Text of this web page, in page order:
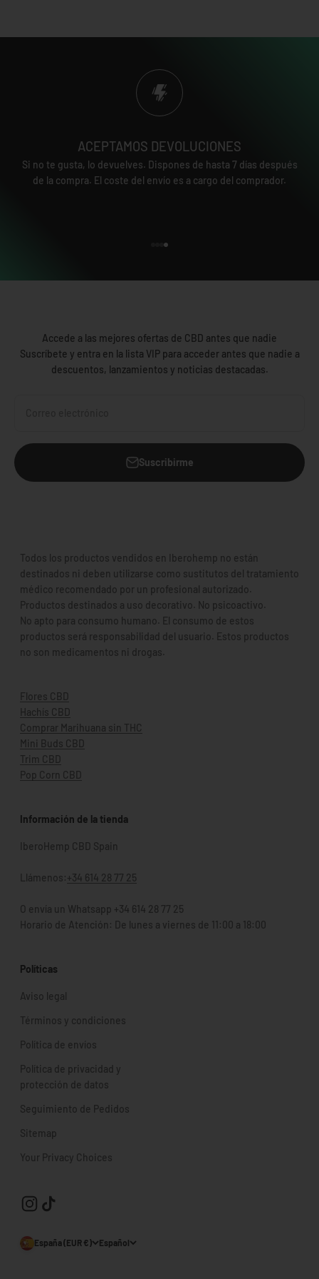
ACEPTAMOS DEVOLUCIONES
Si no te gusta, lo devuelves. Dispones de hasta 7 días después
de la compra. El coste del envío es a cargo del comprador.
Accede a las mejores ofertas de CBD antes que nadie
Suscríbete y entra en la lista VIP para acceder antes que nadie a
descuentos, lanzamientos y noticias destacadas.
Suscribirme
Todos los productos vendidos en Iberohemp no están
destinados ni deben utilizarse como sustitutos del tratamiento
médico recomendado por un profesional autorizado.
Productos destinados a uso decorativo. No psicoactivo.
No apto para consumo humano. El consumo de estos
productos será responsabilidad del usuario. Estos productos
no son medicamentos ni drogas.
Flores CBD
Hachís CBD
Comprar Marihuana sin THC
Mini Buds CBD
Trim CBD
Pop Corn CBD
Información de la tienda
IberoHemp CBD Spain
Llámenos:+34 614 28 77 25
O envía un Whatsapp +34 614 28 77 25
Horario de Atención: De lunes a viernes de 11:00 a 18:00
Políticas
Aviso legal
Términos y condiciones
Política de envíos
Política de privacidad y
protección de datos
Seguimiento de Pedidos
Sitemap
Your Privacy Choices
España (EUR €) Español